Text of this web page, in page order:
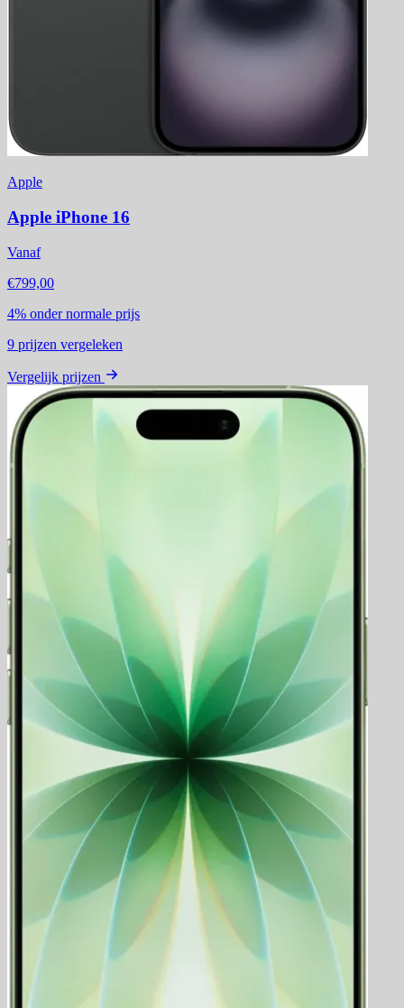
Apple
Apple iPhone 16
Vanaf
€799,00
4% onder normale prijs
9 prijzen vergeleken
Vergelijk prijzen